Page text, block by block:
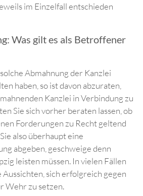
im Einzelfall entschieden
Was gilt es als Betroffener
Abmahnung der Kanzlei
haben, so ist davon abzuraten,
Kanzlei in Verbindung zu
Sie sich vorher beraten lassen, ob
Forderungen zu Recht geltend
also überhaupt eine
abgeben, geschweige denn
leisten müssen. In vielen Fällen
sich erfolgreich gegen
Wehr zu setzen.